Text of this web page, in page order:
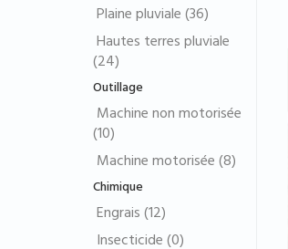
Plaine pluviale (36)
Hautes terres pluviale
(24)
Outillage
Machine non motorisée
(10)
Machine motorisée (8)
Chimique
Engrais (12)
Insecticide (0)